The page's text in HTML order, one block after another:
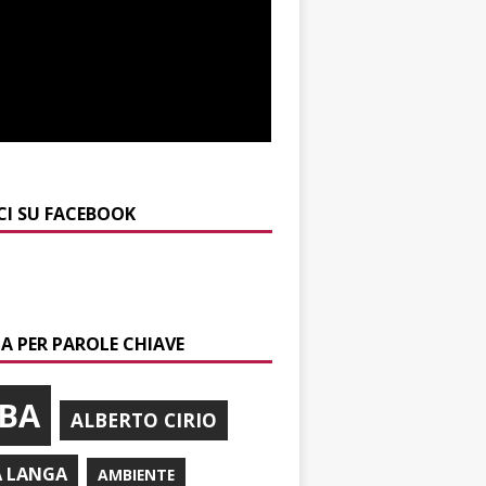
SU FACEBOOK
PER PAROLE CHIAVE
ALBERTO CIRIO
LANGA AMBIENTE